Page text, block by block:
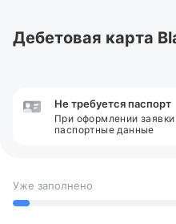
Дебетовая карта
Не требуется паспорт
При оформлении заявки
паспортные данные
Уже заполнено